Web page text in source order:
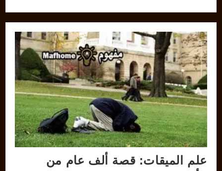
علم الميقات: قصة ألف عام من